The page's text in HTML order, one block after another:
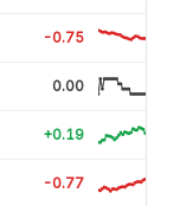
-0.75
0.00
+0.19
-0.77